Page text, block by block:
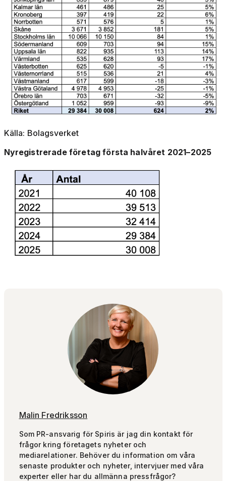
Källa: Bolagsverket
Nyregistrerade företag första halvåret 2021–2025
Malin Fredriksson
Som PR-ansvarig för Spiris är jag din kontakt för
frågor kring företagets nyheter och
mediarelationer. Behöver du information om våra
senaste produkter och nyheter, intervjuer med våra
experter eller har du allmänna pressfrågor?